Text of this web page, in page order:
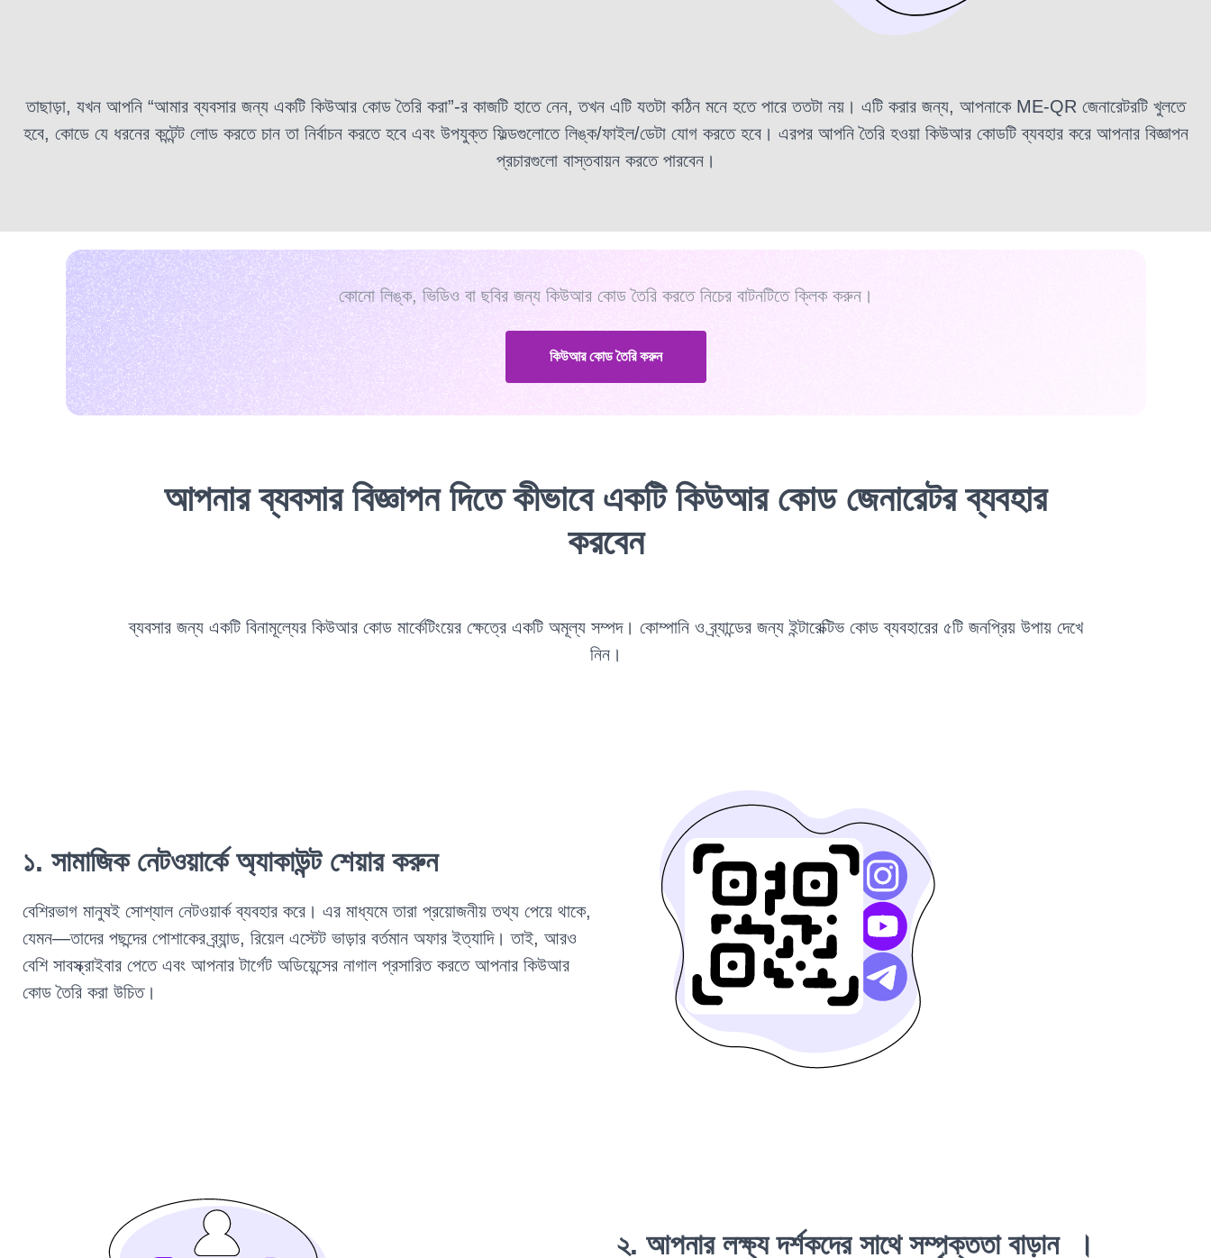
তাছাড়া, যখন আপনি “আমার ব্যবসার জন্য একটি কিউআর কোড তৈরি করা”-র কাজটি হাতে নেন, তখন এটি যতটা কঠিন মনে হতে পারে ততটা নয়। এটি করার জন্য, আপনাকে ME-QR জেনারেটরটি খুলতে
হবে, কোডে যে ধরনের কন্টেন্ট লোড করতে চান তা নির্বাচন করতে হবে এবং উপযুক্ত ফিল্ডগুলোতে লিঙ্ক/ফাইল/ডেটা যোগ করতে হবে। এরপর আপনি তৈরি হওয়া কিউআর কোডটি ব্যবহার করে আপনার বিজ্ঞাপন
প্রচারগুলো বাস্তবায়ন করতে পারবেন।
কোনো লিঙ্ক, ভিডিও বা ছবির জন্য কিউআর কোড তৈরি করতে নিচের বাটনটিতে ক্লিক করুন।
কিউআর কোড তৈরি করুন
আপনার ব্যবসার বিজ্ঞাপন দিতে কীভাবে একটি কিউআর কোড জেনারেটর ব্যবহার
করবেন
ব্যবসার জন্য একটি বিনামূল্যের কিউআর কোড মার্কেটিংয়ের ক্ষেত্রে একটি অমূল্য সম্পদ। কোম্পানি ও ব্র্যান্ডের জন্য ইন্টারেক্টিভ কোড ব্যবহারের ৫টি জনপ্রিয় উপায় দেখে
নিন।
১. সামাজিক নেটওয়ার্কে অ্যাকাউন্ট শেয়ার করুন
বেশিরভাগ মানুষই সোশ্যাল নেটওয়ার্ক ব্যবহার করে। এর মাধ্যমেতারা প্রয়োজনীয় তথ্য পেয়ে থাকে,
যেমন—তাদের পছন্দের পোশাকের ব্র্যান্ড, রিয়েল এস্টেট ভাড়ার বর্তমান অফার ইত্যাদি। তাই, আরও
বেশি সাবস্ক্রাইবার পেতে এবং আপনার টার্গেট অডিয়েন্সের নাগাল প্রসারিত করতে আপনার কিউআর
কোড তৈরি করা উচিত।
২. আপনার লক্ষ্য দর্শকদের সাথে সম্পৃক্ততাবাড়ান ।